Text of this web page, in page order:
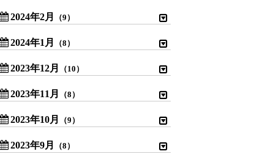
2024年2月 （9）
2024年1月 （8）
2023年12月 （10）
2023年11月 （8）
2023年10月 （9）
2023年9月 （8）